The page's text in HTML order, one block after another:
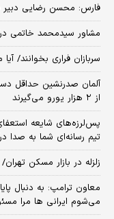
فارس: محسن رضایی دبیر
مشاور سیدمحمد خاتمی
سربازان فراری بخوانند/
آلمان صدرنشین حداقل
از ۲ هزار یورو می‌گیرند
پس‌لرزه‌های شایعه
تیم رسانه‌ای شما به صدا
زلزله در بازار مسکن تهران/ قیمت‌ها ۲ برابر شد،
معاون ترامپ: به دنبال
می‌شوم ایرانی ها مرا